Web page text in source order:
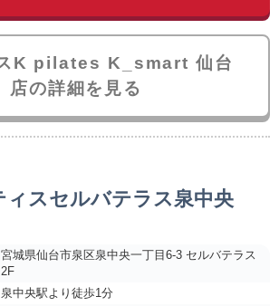
K pilates K_smart 仙台
店の詳細を見る
ィスセルバテラス泉中央
宮城県仙台市泉区泉中央一丁目6-3 セルバテラス
2F
泉中央駅より徒歩1分